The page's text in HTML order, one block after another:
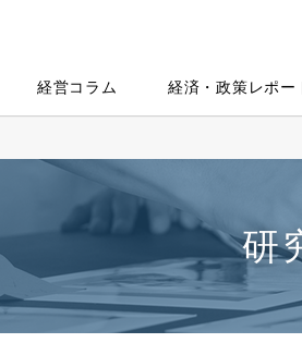
経営コラム 経済・政策レポー
研